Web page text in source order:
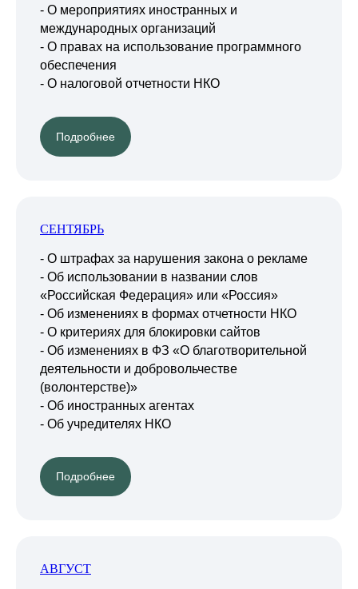
- О мероприятиях иностранных и
международных организаций
- О правах на использование программного
обеспечения
- О налоговой отчетности НКО
Подробнее
СЕНТЯБРЬ
- О штрафах за нарушения закона о рекламе
- Об использовании в названии слов
«Российская Федерация» или «Россия»
- Об изменениях в формах отчетности НКО
- О критериях для блокировки сайтов
- Об изменениях в ФЗ «О благотворительной
деятельности и добровольчестве
(волонтерстве)»
- Об иностранных агентах
- Об учредителях НКО
Подробнее
АВГУСТ